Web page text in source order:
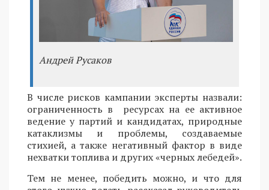
Андрей Русаков
В числе рисков кампании эксперты назвали:
ограниченность в ресурсах на ее активное
ведение у партий и кандидатах, природные
катаклизмы и проблемы, создаваемые
стихией, а также негативный фактор в виде
нехватки топлива и других «черных лебедей».
Тем не менее, победить можно, и что для